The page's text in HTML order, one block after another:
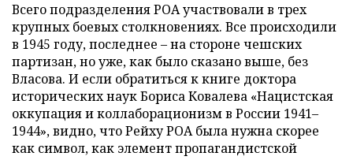
Всего подразделения РОА участвовали в трех
крупных боевых столкновениях. Все происходили
в 1945 году, последнее – на стороне чешских
партизан, но уже, как было сказано выше, без
Власова. И если обратиться к книге доктора
исторических наук Бориса Ковалева «Нацистская
оккупация и коллаборационизм в России 1941–
1944», видно, что Рейху РОА была нужна скорее
как символ, как элемент пропагандистской